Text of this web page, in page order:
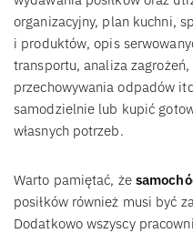
organizacyjny, plan kuchni,
i produktów, opis
transportu, analiza
przechowywania odpadów
samodzielnie lub kupić
własnych potrzeb.
Warto pamiętać, że
posiłków również musi być
Dodatkowo wszyscy